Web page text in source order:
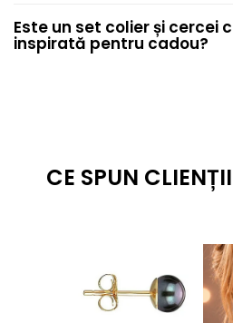
Este un set colier și cercei
inspirată pentru cadou?
CE SPUN